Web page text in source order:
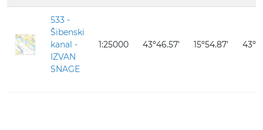
533 -
Šibenski
kanal -
IZVAN
SNAGE
1:25000 43º46.57’ 15º54.87’